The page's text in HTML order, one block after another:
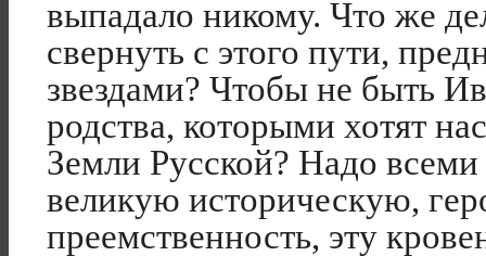
выпадало никому. Что же
свернуть с этого пути,
звездами? Чтобы не быть
родства, которыми хотят
Земли Русской? Надо
великую историческую,
преемственность, эту